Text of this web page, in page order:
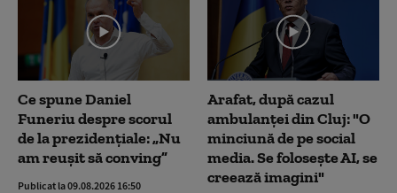
Ce spune Daniel
Funeriu despre scorul
de la prezidențiale: „Nu
am reușit să conving”
Publicat la 09.08.2026 16:50
Arafat, după cazul
ambulanței din Cluj: "O
minciună de pe social
media. Se folosește AI, se
creează imagini"